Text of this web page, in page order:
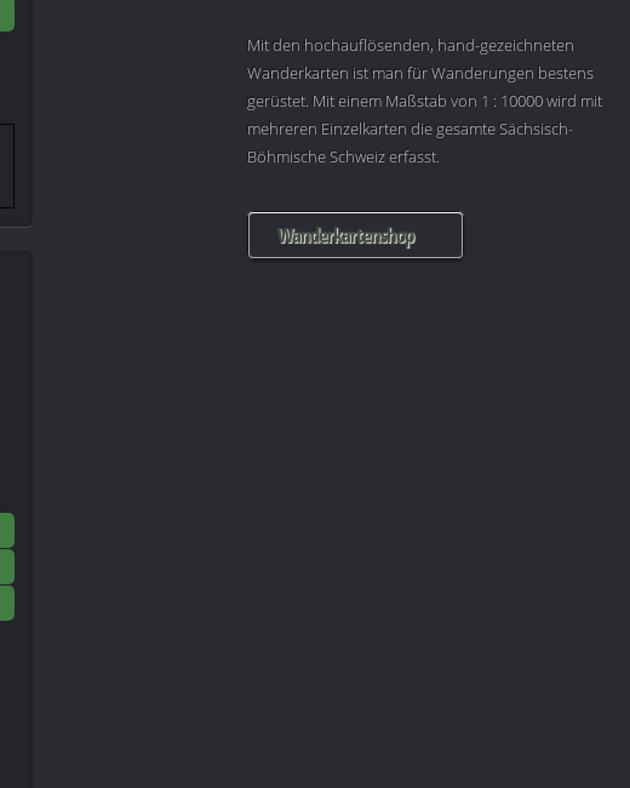
Mit den hochauflösenden, hand-gezeichneten
Wanderkarten ist man für Wanderungen bestens
gerüstet. Mit einem Maßstab von 1 : 10000 wird mit
mehreren Einzelkarten die gesamte Sächsisch-
Böhmische Schweiz erfasst.
Wanderkartenshop